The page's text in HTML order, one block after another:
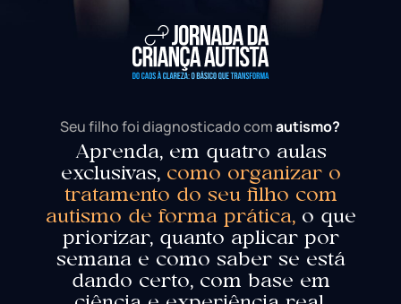
Seu filho foi diagnosticado comautismo?
Aprenda, em quatro aulas
exclusivas, como organizar o
tratamento do seu filho com
autismo de forma prática,o que
priorizar, quanto aplicar por
semana e como saber se está
dando certo, com base em